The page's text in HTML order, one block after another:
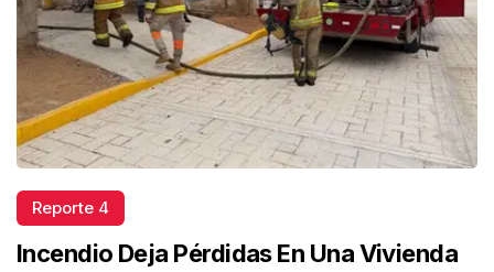
Reporte 4
Incendio Deja Pérdidas En Una Vivienda